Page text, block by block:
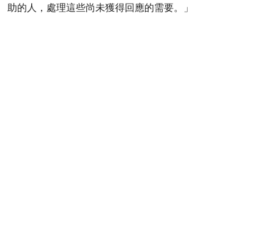
助的人，處理這些尚未獲得回應的需要。」